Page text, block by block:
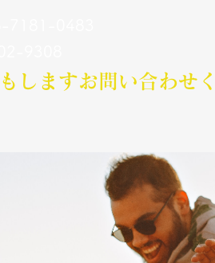
します​お問い合わせ